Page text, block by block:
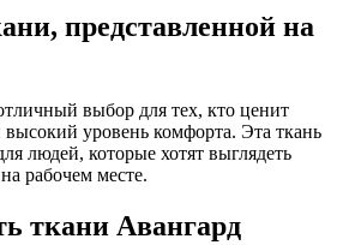
представленной на
выбор для тех, кто ценит
уровень комфорта. Эта ткань
людей, которые хотят выглядеть
рабочем месте.
ткани Авангард